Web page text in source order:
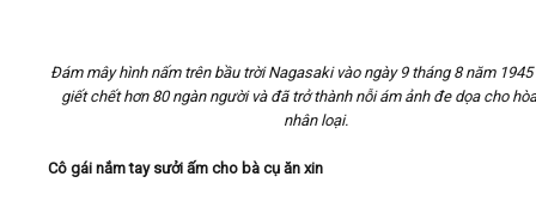
​Đám mây hình nấm trên bầu trời Nagasaki vào ngày 9 tháng 8 năm 1945
giết chết hơn 80 ngàn người và đã trở thành nỗi ám ảnh đe dọa cho
nhân loại.
Cô gái nắm tay sưởi ấm cho bà cụ ăn xin